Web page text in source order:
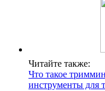
Читайте также:
Что такое
инструменты для